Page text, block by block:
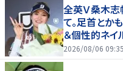
全英Ｖ桑木志
て。足首とか
＆個性的ネイ
す」
2026/08/06 09:35